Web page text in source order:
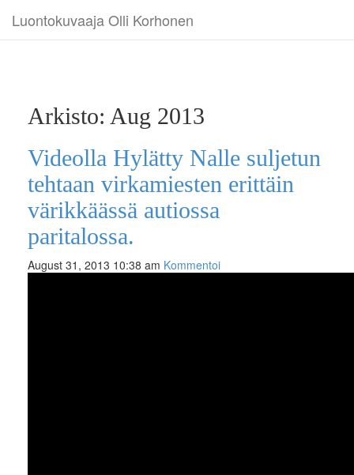
Luontokuvaaja Olli Korhonen
Arkisto: Aug 2013
Videolla Hylätty Nalle suljetun
tehtaan virkamiesten erittäin
värikkäässä autiossa
paritalossa.
August 31, 2013 10:38 am Kommentoi